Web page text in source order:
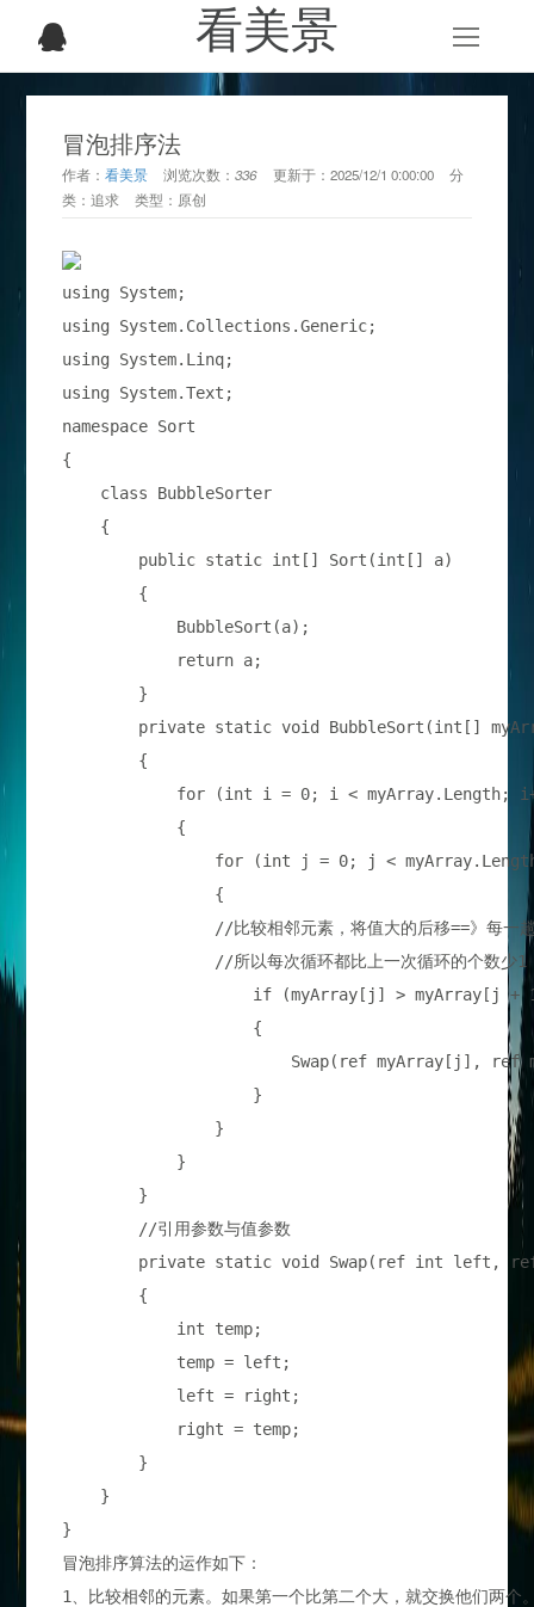
看美景
冒泡排序法
作者：看美景 浏览次数：336 更新于：2025/12/1 0:00:00
分
类：追求 类型： 原创
using System;
using System.Collections.Generic;
using System.Linq;
using System.Text;
namespace Sort
{
    class BubbleSorter
    {
        public static int[] Sort(int[] a)
        {
            BubbleSort(a);
            return a;
        }
private static void BubbleSort(int[]
        {
for (int i = 0; i < myArray.Length;
            {
for (int j = 0; j <
                {
if (myArray[j] > myArray[j +
                    {
Swap(ref myArray[j], ref
                    }
                }
            }
        }
private static void Swap(ref int left,
        {
            int temp;
            temp = left;
            left = right;
            right = temp;
        }
    }
冒泡排序算法的运作如下：
1、比较相邻的元素。如果第一个比第二个大，就交换他们两个